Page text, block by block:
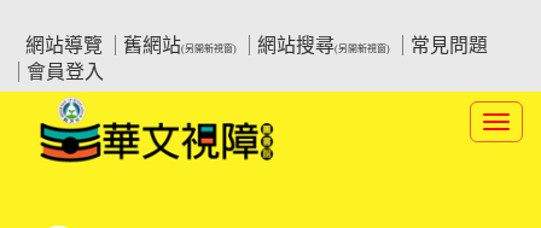
要
網站導覽
舊網站(另開新視窗) 網站搜尋(另開新視窗)
常見問題
會員登入